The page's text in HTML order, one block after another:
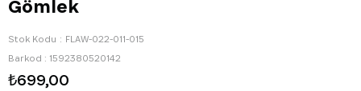
Gömlek
Stok Kodu
FLAW-022-011-015
Barkod : 1592380520142
₺699,00